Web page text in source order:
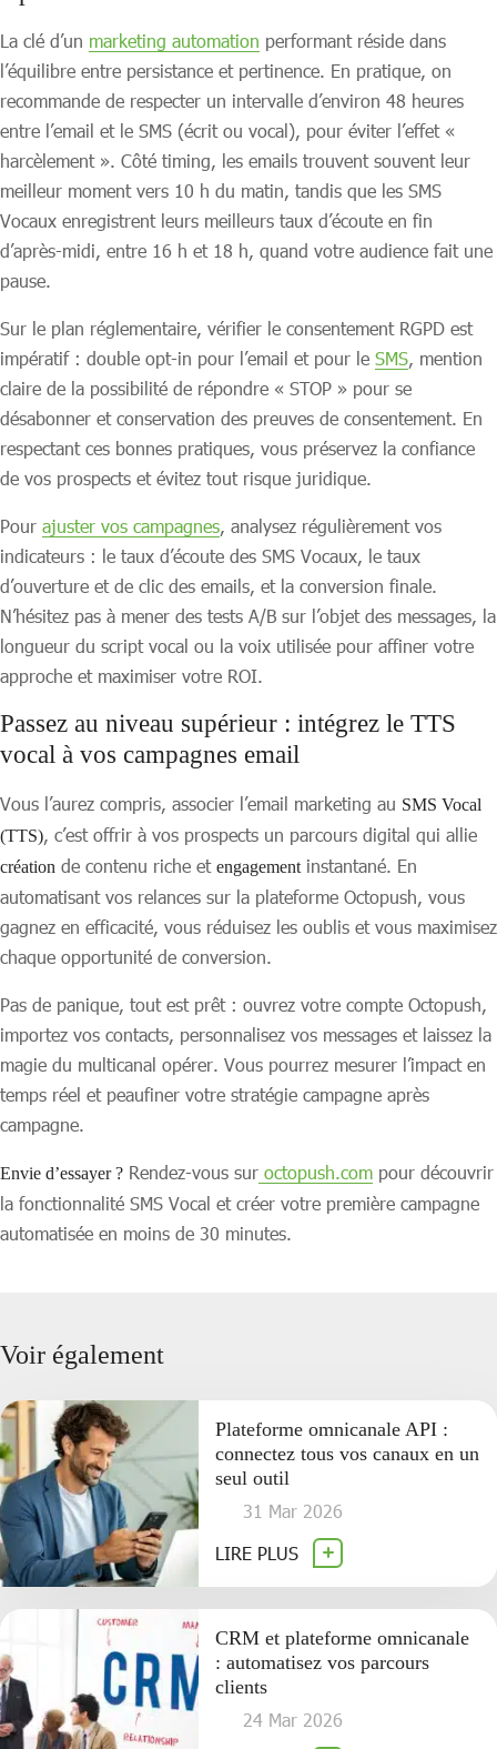
La clé d’un marketing automation performant réside dans
l’équilibre entre persistance et pertinence. En pratique, on
recommande de respecter un intervalle d’environ 48 heures
entre l’email et le SMS (écrit ou vocal), pour éviter l’effet «
harcèlement ». Côté timing, les emails trouvent souvent leur
meilleur moment vers 10 h du matin, tandis que les SMS
Vocaux enregistrent leurs meilleurs taux d’écoute en fin
d’après-midi, entre 16 h et 18 h, quand votre audience fait une
pause.
Sur le plan réglementaire, vérifier le consentement RGPD est
impératif : double opt-in pour l’email et pour le SMS , mention
claire de la possibilité de répondre « STOP » pour se
désabonner et conservation des preuves de consentement. En
respectant ces bonnes pratiques, vous préservez la confiance
de vos prospects et évitez tout risque juridique.
Pour ajuster vos campagnes , analysez régulièrement vos
indicateurs : le taux d’écoute des SMS Vocaux, le taux
d’ouverture et de clic des emails, et la conversion finale.
N’hésitez pas à mener des tests A/B sur l’objet des messages, la
longueur du script vocal ou la voix utilisée pour affiner votre
approche et maximiser votre ROI.
Passez au niveau supérieur : intégrez le TTS
vocal à vos campagnes email
Vous l’aurez compris, associer l’email marketing au SMS Vocal
(TTS) , c’est offrir à vos prospects un parcours digital qui allie
création de contenu riche et engagement instantané. En
automatisant vos relances sur la plateforme Octopush, vous
gagnez en efficacité, vous réduisez les oublis et vous maximisez
chaque opportunité de conversion.
Pas de panique, tout est prêt : ouvrez votre compte Octopush,
importez vos contacts, personnalisez vos messages et laissez la
magie du multicanal opérer. Vous pourrez mesurer l’impact en
temps réel et peaufiner votre stratégie campagne après
campagne.
Envie d’essayer ? Rendez-vous sur octopush.com pour découvrir
la fonctionnalité SMS Vocal et créer votre première campagne
automatisée en moins de 30 minutes.
Voir également
Plateforme omnicanale API :
connectez tous vos canaux en un
seul outil
31 Mar 2026
LIRE PLUS
CRM et plateforme omnicanale
: automatisez vos parcours
clients
24 Mar 2026